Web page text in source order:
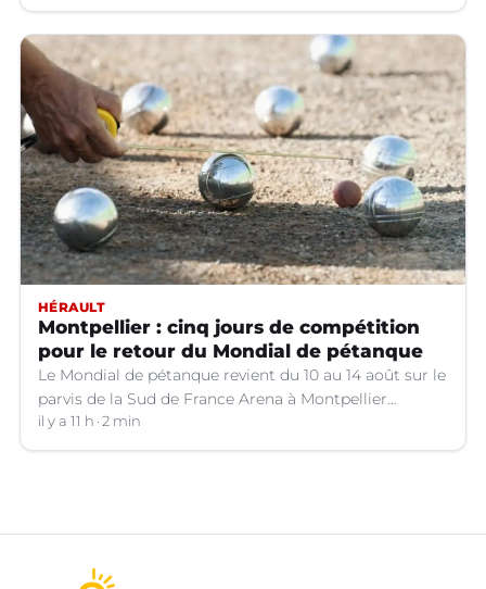
HÉRAULT
Montpellier : cinq jours de compétition
pour le retour du Mondial de pétanque
Le Mondial de pétanque revient du 10 au 14 août sur le
parvis de la Sud de France Arena à Montpellier
(Hérault).
il y a 11 h 2 min